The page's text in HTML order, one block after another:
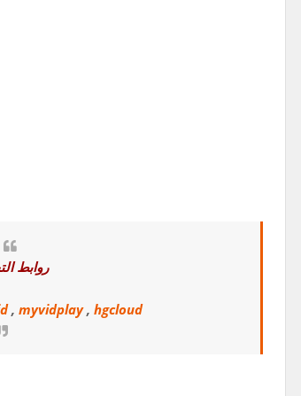
روابط
, myvidplay, hgcloud